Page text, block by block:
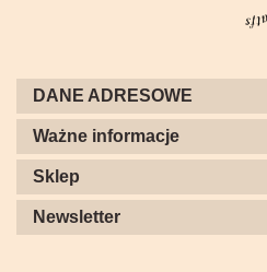
DANE ADRESOWE
Ważne informacje
Sklep
Newsletter